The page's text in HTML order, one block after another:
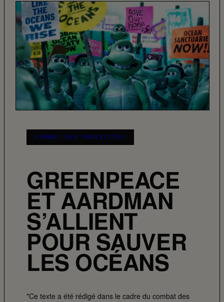
COMBAT DES PUBLICITÉS
GREENPEACE
ET AARDMAN
S’ALLIENT
POUR SAUVER
LES OCÉANS
*Ce texte a été rédigé dans le cadre du combat des